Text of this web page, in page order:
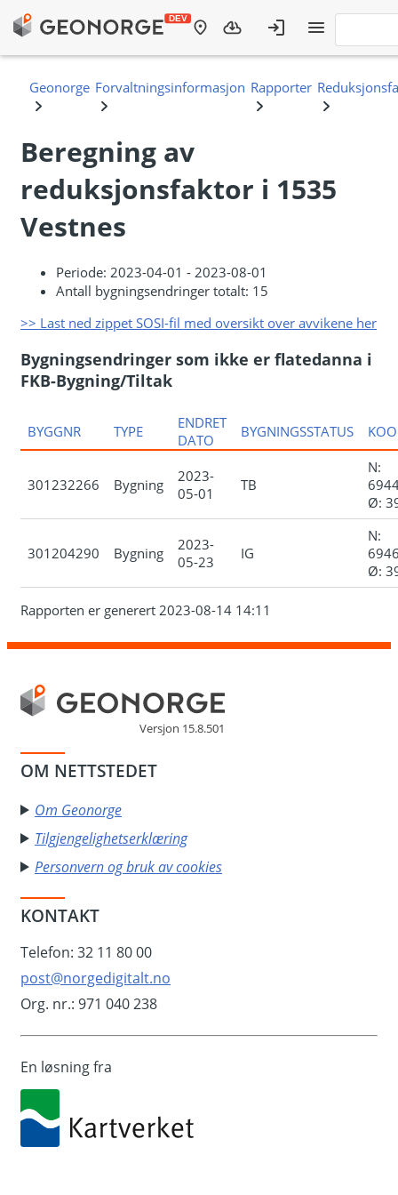
Beregning av
reduksjonsfaktor i 1535
Vestnes
Periode: 2023-04-01 - 2023-08-01
Antall bygningsendringer totalt: 15
>> Last ned zippet SOSI-fil med oversikt over avvikene her
Bygningsendringer som ikke er flatedanna i
FKB-Bygning/Tiltak
BYGGNR TYPE
ENDRET
DATO
BYGNINGSSTATUS
301232266 Bygning
2023-
05-01
TB
N:
Ø:
301204290 Bygning
2023-
05-23
IG
N:
Ø:
Rapporten er generert 2023-08-14 14:11